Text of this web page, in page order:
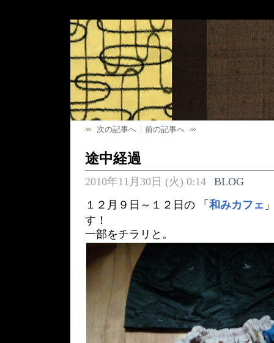
次の記事へ 前の記事へ
途中経過
2010年11月30日 (火) 0:14
BLOG
１２月９日～１２日の 「 和みカフェ
す！
一部をチラリと。